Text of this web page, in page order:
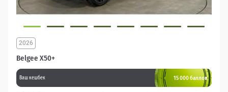
Belgee X50+
2026
Ваш кешбек 15 000 баллов